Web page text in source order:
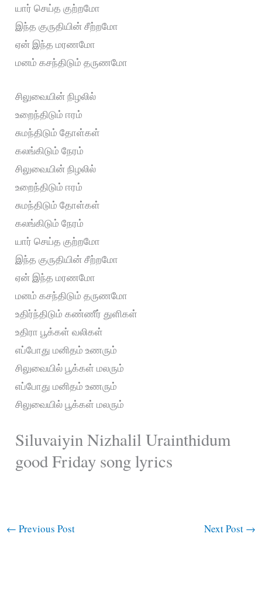
யார் செய்த குற்றமோ
இந்த குருதியின் சீற்றமோ
ஏன் இந்த மரணமோ
மனம் கசந்திடும் தருணமோ
சிலுவையின் நிழலில்
உறைந்திடும் ஈரம்
சுமந்திடும் தோள்கள்
கலங்கிடும் நேரம்
சிலுவையின் நிழலில்
உறைந்திடும் ஈரம்
சுமந்திடும் தோள்கள்
கலங்கிடும் நேரம்
யார் செய்த குற்றமோ
இந்த குருதியின் சீற்றமோ
ஏன் இந்த மரணமோ
மனம் கசந்திடும் தருணமோ
உதிர்ந்திடும் கண்ணீர் துளிகள்
உதிரா பூக்கள் வலிகள்
எப்போது மனிதம் உணரும்
சிலுவையில் பூக்கள் மலரும்
எப்போது மனிதம் உணரும்
சிலுவையில் பூக்கள் மலரும்
Siluvaiyin Nizhalil Urainthidum
good Friday song lyrics
← Previous Post Next Post →